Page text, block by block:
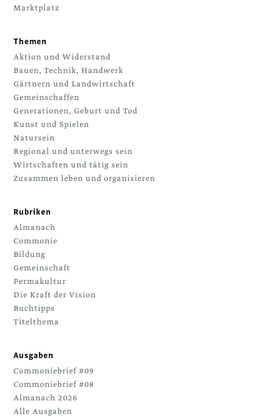
Marktplatz
Themen
Aktion und Widerstand
Bauen, Technik, Handwerk
Gärtnern und Landwirtschaft
Gemeinschaffen
Generationen, Geburt und Tod
Kunst und Spielen
Natursein
Regional und unterwegs sein
Wirtschaften und tätig sein
Zusammen leben und organisieren
Rubriken
Almanach
Commonie
Bildung
Gemeinschaft
Permakultur
Die Kraft der Vision
Buchtipps
Titelthema
Ausgaben
Commoniebrief #09
Commoniebrief #08
Almanach 2026
Alle Ausgaben